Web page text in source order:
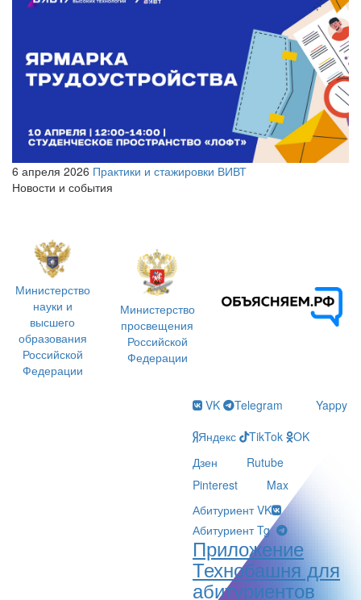
6 апреля 2026 Практики и стажировки ВИВТ
Новости и события
Министерство
науки и
высшего
образования
Российской
Федерации
Министерство
просвещения
Российской
Федерации
VK Telegram
Yappy
Яндекс
TikTok
OK
Дзен
Rutube
Pinterest
Max
Абитуриент VK
Абитуриент Tg
Приложение
Технобашня для
абитуриентов